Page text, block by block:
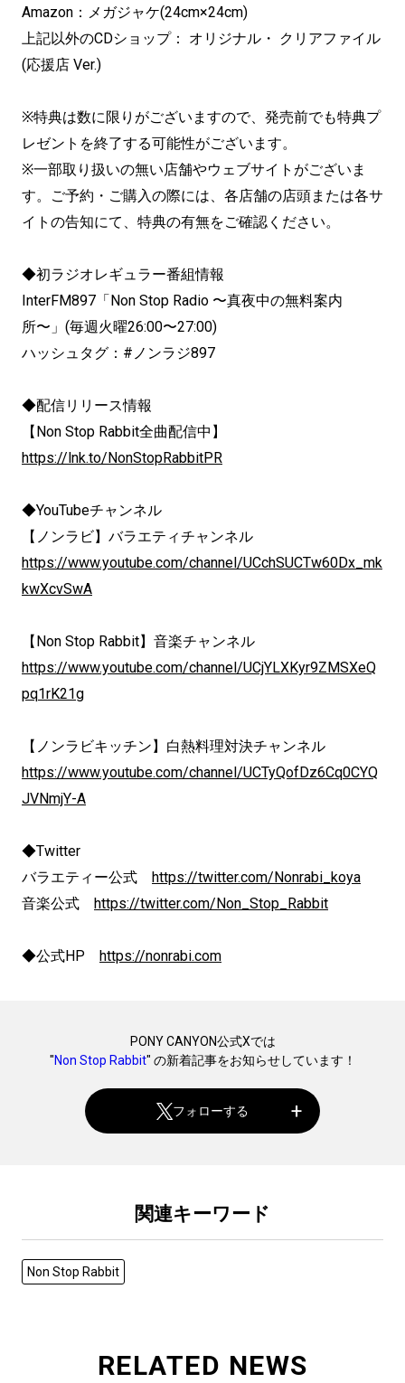
Amazon：メガジャケ(24cm×24cm)
上記以外のCDショップ： オリジナル・ クリアファイル
(応援店 Ver.)
※特典は数に限りがございますので、発売前でも特典プ
レゼントを終了する可能性がございます。
※一部取り扱いの無い店舗やウェブサイトがございま
す。ご予約・ご購入の際には、各店舗の店頭または各サ
イトの告知にて、特典の有無をご確認ください。
◆初ラジオレギュラー番組情報
InterFM897「Non Stop Radio 〜真夜中の無料案内
所〜」(毎週火曜26:00〜27:00)
ハッシュタグ：#ノンラジ897
◆配信リリース情報
【Non Stop Rabbit全曲配信中】
https://lnk.to/NonStopRabbitPR
◆YouTubeチャンネル
【ノンラビ】バラエティチャンネル
https://www.youtube.com/channel/UCchSUCTw60Dx_mk
kwXcvSwA
【Non Stop Rabbit】音楽チャンネル
https://www.youtube.com/channel/UCjYLXKyr9ZMSXeQ
pq1rK21g
【ノンラビキッチン】白熱料理対決チャンネル
https://www.youtube.com/channel/UCTyQofDz6Cq0CYQ
JVNmjY-A
◆Twitter
バラエティー公式 https://twitter.com/Nonrabi_koya
音楽公式 https://twitter.com/Non_Stop_Rabbit
◆公式HP https://nonrabi.com
PONY CANYON公式Xでは
"Non Stop Rabbit" の新着記事をお知らせしています！
フォローする
関連キーワード
Non Stop Rabbit
RELATED NEWS